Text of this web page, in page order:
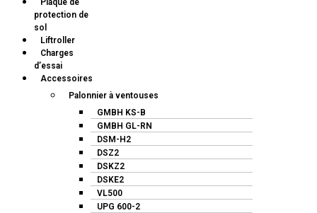
Plaque de
protection de
sol
Liftroller
Charges
d’essai
Accessoires
Palonnier à ventouses
GMBH KS-B
GMBH GL-RN
DSM-H2
DSZ2
DSKZ2
DSKE2
VL500
UPG 600-2